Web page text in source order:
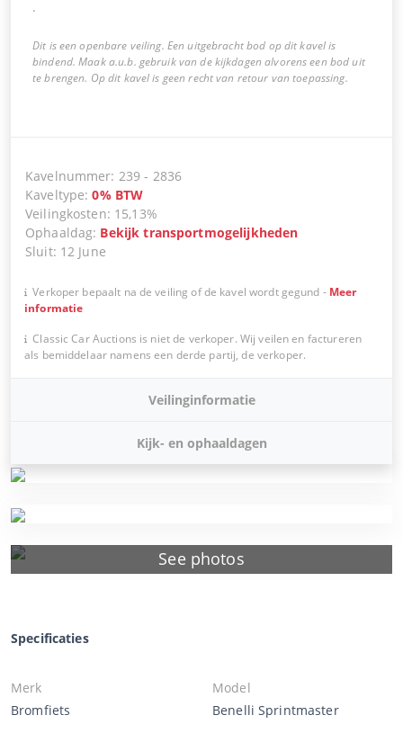
See photos
.
Dit is een openbare veiling. Een uitgebracht bod op dit kavel is
bindend. Maak a.u.b. gebruik van de kijkdagen alvorens een bod uit
te brengen. Op dit kavel is geen recht van retour van toepassing.
Kavelnummer: 239 - 2836
Kaveltype:0% BTW
Veilingkosten: 15,13%
Ophaaldag: Bekijk transportmogelijkheden
Sluit: 12 June
Verkoper bepaalt na de veiling of de kavel wordt gegund - Meer
informatie
Classic Car Auctions is niet de verkoper. Wij veilen en factureren
als bemiddelaar namens een derde partij, de verkoper.
Veilinginformatie
Kijk- en ophaaldagen
Specificaties
Merk
Bromfiets
Model
Benelli Sprintmaster